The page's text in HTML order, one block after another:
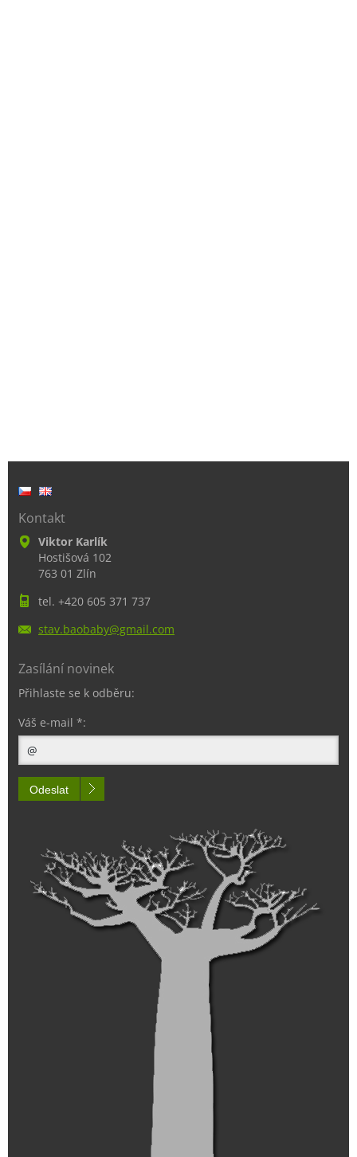
Kontakt
Viktor Karlík
Hostišová 102
763 01 Zlín
tel. +420 605 371 737
stav.baobaby@gmail.com
Zasílání novinek
Přihlaste se k odběru:
Váš e-mail *:
Odeslat